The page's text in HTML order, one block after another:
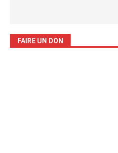
FAIRE UN DON